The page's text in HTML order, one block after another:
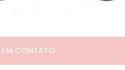
EM CONTATO